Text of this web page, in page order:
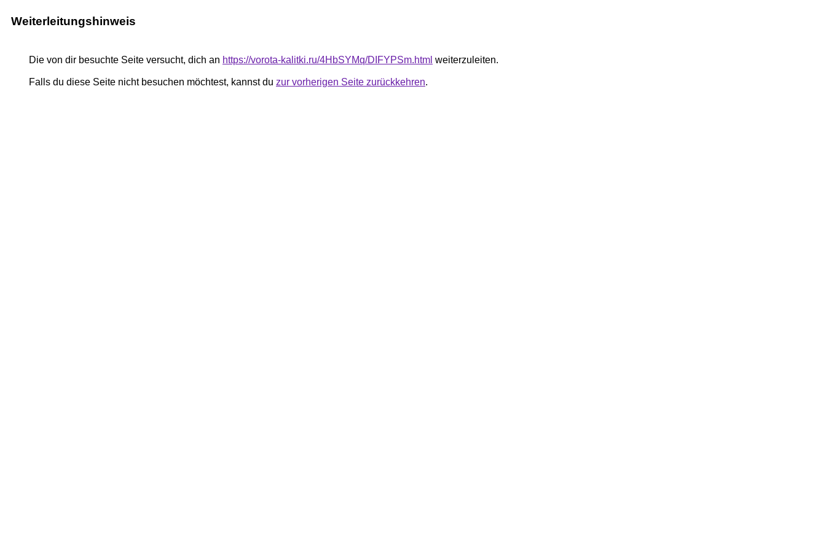
Weiterleitungshinweis
Die von dir besuchte Seite versucht, dich an https://vorota-kalitki.ru/4HbSYMq/DIFYPSm.html weiterzuleiten.
Falls du diese Seite nicht besuchen möchtest, kannst du zur vorherigen Seite zurückkehren.